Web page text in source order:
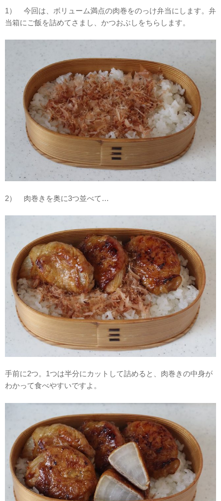
1） 今回は、ボリューム満点の肉巻をのっけ弁当にします。弁
当箱にご飯を詰めてさまし、かつおぶしをちらします。
2） 肉巻きを奥に3つ並べて…
手前に2つ。1つは半分にカットして詰めると、肉巻きの中身が
わかって食べやすいですよ。